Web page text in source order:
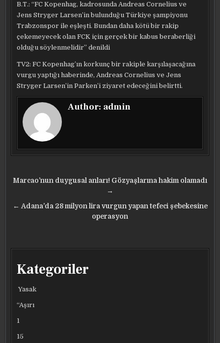
B.T.: “FC Kopenhag, kadrosunda Andreas Cornelius ve
Jens Stryger Larsen’in bulunduğu Türkiye şampiyonu
Trabzonspor ile eşleşti. Bundan daha kötü bir rakip
çekemeyecek olan FCK için gerçek bir kabus beraberliği
olduğu söylenmelidir” denildi
TV2: FC Kopenhag’ın korkunç bir rakiple karşılaşacağına
vurgu yaptığı haberinde, Andreas Cornelius ve Jens
Stryger Larsen’in Parken’i ziyaret edeceğini belirtti.
Author: admin
Yazı
Marcao’nun duygusal anları! Gözyaşlarına hakim olamadı
→
← Adana’da 28 milyon lira vurgun yapan tefeci şebekesine
operasyon
Kategoriler
Yasak
“Aşırı
1
15